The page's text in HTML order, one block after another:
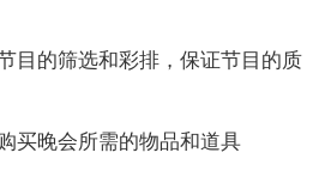
目的筛选和彩排，保证节目的质
买晚会所需的物品和道具